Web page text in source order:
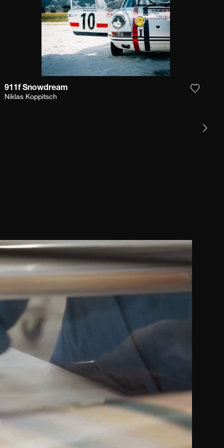
la photographie à ma wishlist
911f Snowdream
Niklas Koppitsch